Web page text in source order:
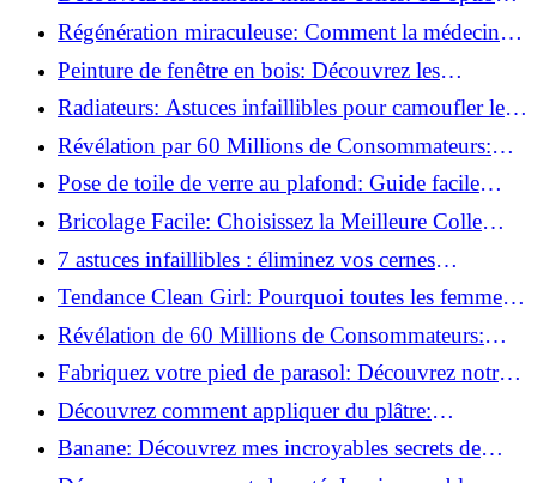
dès 6,70 €!
Régénération miraculeuse: Comment la médecine
régénérative peut restaurer votre confiance!
Peinture de fenêtre en bois: Découvrez les
techniques infaillibles pour un résultat parfait!
Radiateurs: Astuces infaillibles pour camoufler les
tuyaux apparents!
Révélation par 60 Millions de Consommateurs:
Découvrez le sérum anti-rides numéro un!
Pose de toile de verre au plafond: Guide facile
pour débutants!
Bricolage Facile: Choisissez la Meilleure Colle
pour Chaque Matériau!
7 astuces infaillibles : éliminez vos cernes
rapidement !
Tendance Clean Girl: Pourquoi toutes les femmes
l'adoptent?
Révélation de 60 Millions de Consommateurs:
Découvrez le meilleur fond de teint pour votre
peau!
Fabriquez votre pied de parasol: Découvrez notre
tutoriel facile !
Découvrez comment appliquer du plâtre:
Techniques pour un mur intérieur parfait!
Banane: Découvrez mes incroyables secrets de
beauté!